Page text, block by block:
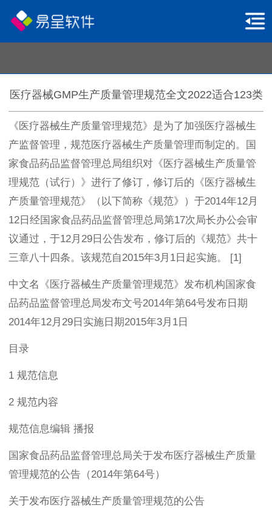
医疗器械GMP生产质量管理规范全文2022适合123类
《医疗器械生产质量管理规范》是为了加强医疗器械生
产监督管理，规范医疗器械生产质量管理而制定的。国
家食品药品监督管理总局组织对《医疗器械生产质量管
理规范（试行）》进行了修订，修订后的《医疗器械生
产质量管理规范》（以下简称《规范》）于2014年12月
12日经国家食品药品监督管理总局第17次局长办公会审
议通过，于12月29日公告发布，修订后的《规范》共十
三章八十四条。该规范自2015年3月1日起实施。 [1]
中文名《医疗器械生产质量管理规范》发布机构国家食
品药品监督管理总局发布文号2014年第64号发布日期
2014年12月29日实施日期2015年3月1日
目录
1 规范信息
2 规范内容
规范信息编辑 播报
国家食品药品监督管理总局关于发布医疗器械生产质量
管理规范的公告（2014年第64号）
关于发布医疗器械生产质量管理规范的公告